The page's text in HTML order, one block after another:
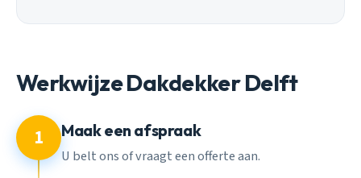
Werkwijze Dakdekker Delft
1 Maak een afspraak
U belt ons of vraagt een offerte aan.